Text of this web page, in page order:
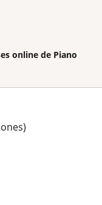
online de Piano